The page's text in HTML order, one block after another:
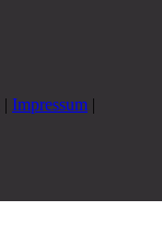
| Impressum |